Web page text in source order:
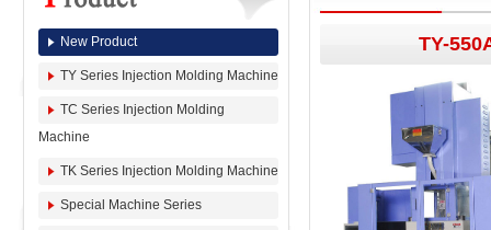
New Product
TY Series Injection Molding Machine
TC Series Injection Molding
Machine
TK Series Injection Molding Machine
Special Machine Series
TY-